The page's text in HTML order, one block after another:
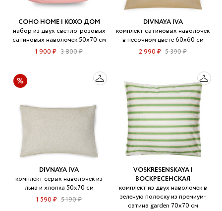
COHO HOME | КОХО ДОМ
набор из двух светло-розовых
сатиновых наволочек 50x70 см
1 900 ₽ 3 800 ₽
DIVNAYA IVA
комплект сатиновых наволочек
в песочном цвете 60х60 см
2 990 ₽ 5 390 ₽
DIVNAYA IVA
комплект серых наволочек из
льна и хлопка 50х70 см
1 590 ₽ 5 190 ₽
VOSKRESENSKAYA |
ВОСКРЕСЕНСКАЯ
комплект из двух наволочек в
зеленую полоску из премиум-
сатина garden 70х70 см